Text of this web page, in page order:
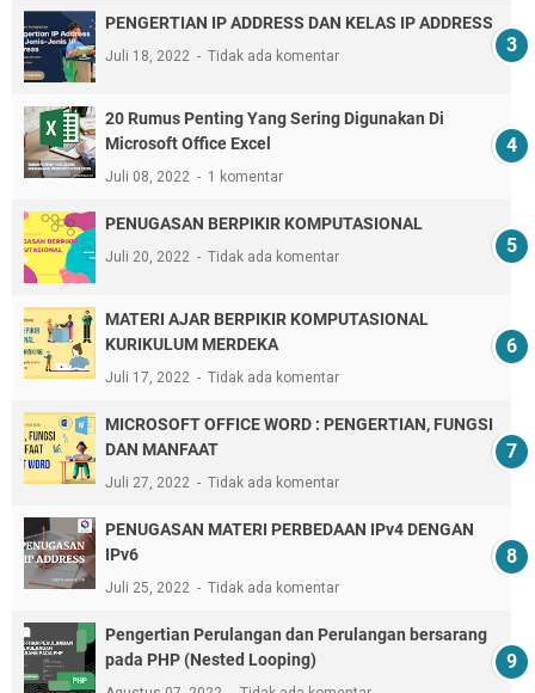
PENGERTIAN IP ADDRESS DAN KELAS IP ADDRESS
Juli 18, 2022 Tidak ada komentar
20 Rumus Penting Yang Sering Digunakan Di
Microsoft Office Excel
Juli 08, 2022 1 komentar
PENUGASAN BERPIKIR KOMPUTASIONAL
Juli 20, 2022 Tidak ada komentar
MATERI AJAR BERPIKIR KOMPUTASIONAL
KURIKULUM MERDEKA
Juli 17, 2022 Tidak ada komentar
MICROSOFT OFFICE WORD : PENGERTIAN, FUNGSI
DAN MANFAAT
Juli 27, 2022 Tidak ada komentar
PENUGASAN MATERI PERBEDAAN IPv4 DENGAN
IPv6
Juli 25, 2022 Tidak ada komentar
Pengertian Perulangan dan Perulangan bersarang
pada PHP (Nested Looping)